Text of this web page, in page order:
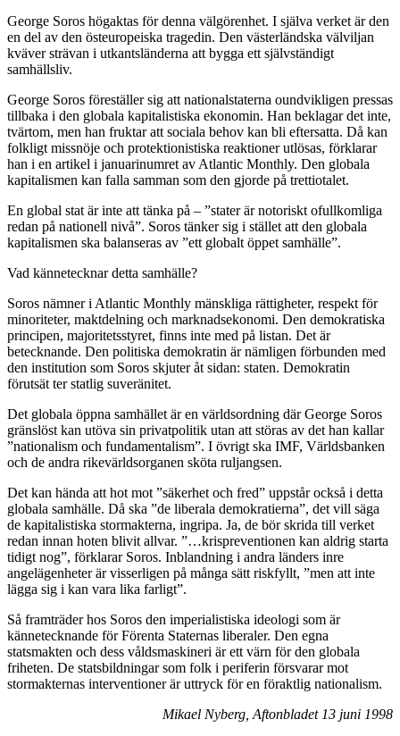
George Soros högaktas för denna välgörenhet. I själva verket är den
en del av den östeuropeiska tragedin. Den västerländska välviljan
kväver strävan i utkantsländerna att bygga ett självständigt
samhällsliv.
George Soros föreställer sig att nationalstaterna oundvikligen pressas
tillbaka i den globala kapitalistiska ekonomin. Han beklagar det inte,
tvärtom, men han fruktar att sociala behov kan bli eftersatta. Då kan
folkligt missnöje och protektionistiska reaktioner utlösas, förklarar
han i en artikel i januarinumret av Atlantic Monthly. Den globala
kapitalismen kan falla samman som den gjorde på trettiotalet.
En global stat är inte att tänka på – ”stater är notoriskt ofullkomliga
redan på nationell nivå”. Soros tänker sig i stället att den globala
kapitalismen ska balanseras av ”ett globalt öppet samhälle”.
Vad kännetecknar detta samhälle?
Soros nämner i Atlantic Monthly mänskliga rättigheter, respekt för
minoriteter, maktdelning och marknadsekonomi. Den demokratiska
principen, majoritetsstyret, finns inte med på listan. Det är
betecknande. Den politiska demokratin är nämligen förbunden med
den institution som Soros skjuter åt sidan: staten. Demokratin
förutsät ter statlig suveränitet.
Det globala öppna samhället är en världsordning där George Soros
gränslöst kan utöva sin privatpolitik utan att störas av det han kallar
”nationalism och fundamentalism”. I övrigt ska IMF, Världsbanken
och de andra rikevärldsorganen sköta ruljangsen.
Det kan hända att hot mot ”säkerhet och fred” uppstår också i detta
globala samhälle. Då ska ”de liberala demokratierna”, det vill säga
de kapitalistiska stormakterna, ingripa. Ja, de bör skrida till verket
redan innan hoten blivit allvar. ”…krispreventionen kan aldrig starta
tidigt nog”, förklarar Soros. Inblandning i andra länders inre
angelägenheter är visserligen på många sätt riskfyllt, ”men att inte
lägga sig i kan vara lika farligt”.
Så framträder hos Soros den imperialistiska ideologi som är
kännetecknande för Förenta Staternas liberaler. Den egna
statsmakten och dess våldsmaskineri är ett värn för den globala
friheten. De statsbildningar som folk i periferin försvarar mot
stormakternas interventioner är uttryck för en föraktlig nationalism.
Mikael Nyberg, Aftonbladet 13 juni 1998